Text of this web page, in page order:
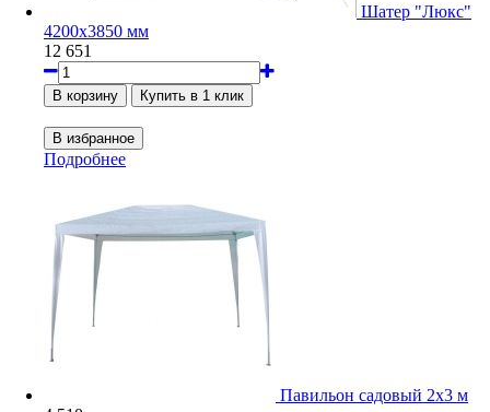
Шатер "Люкс"
4200х3850 мм
12 651
Подробнее
Павильон садовый 2x3 м